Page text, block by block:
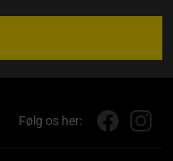
Følg os her: